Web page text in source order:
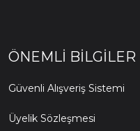
ÖNEMLI BILGILER
Güvenli Alışveriş Sistemi
Üyelik Sözleşmesi